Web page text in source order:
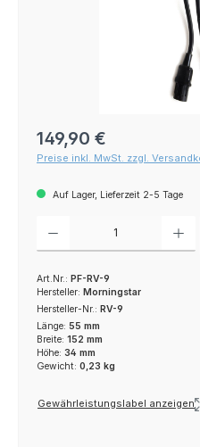
Regulärer Preis:
149,90 €
Preise inkl. MwSt. zzgl.
Auf Lager, Lieferzeit 2-5 Tage
Produkt Anzahl: Gib den
Art.Nr.: PF-RV-9
Hersteller: Morningstar
Hersteller-Nr.: RV-9
Länge: 55 mm
Breite: 152 mm
Höhe: 34 mm
Gewicht: 0,23 kg
Gewährleistungslabel anzeigen